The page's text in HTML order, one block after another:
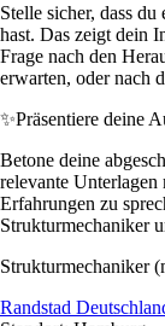
Stelle sicher, dass
hast. Das zeigt dein
Frage nach den
erwarten, oder nach
✨Präsentiere deine
Betone deine
relevante Unterlagen
Erfahrungen zu
Strukturmechaniker
Strukturmechaniker
Randstad